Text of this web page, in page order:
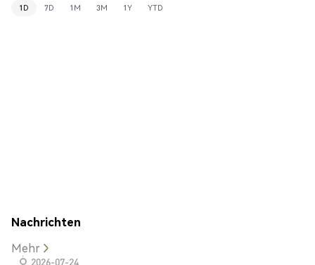
1D 7D 1M 3M 1Y YTD
Nachrichten
Mehr
2026-07-24